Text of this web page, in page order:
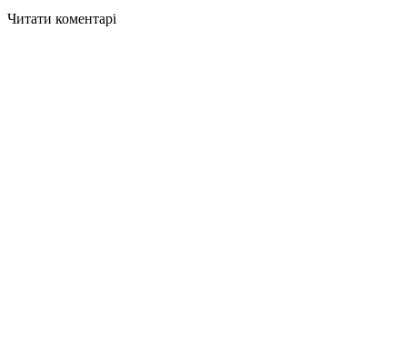
Читати коментарі